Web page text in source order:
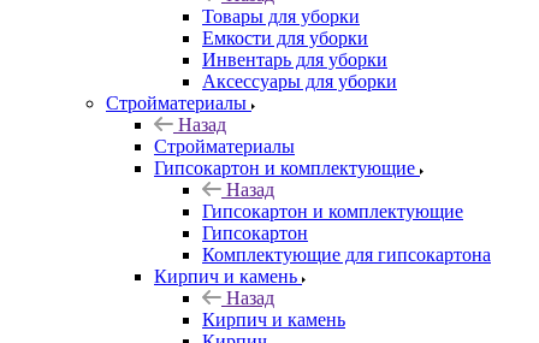
Товары для уборки
Емкости для уборки
Инвентарь для уборки
Аксессуары для уборки
Стройматериалы
Назад
Стройматериалы
Гипсокартон и комплектующие
Назад
Гипсокартон и комплектующие
Гипсокартон
Комплектующие для гипсокартона
Кирпич и камень
Назад
Кирпич и камень